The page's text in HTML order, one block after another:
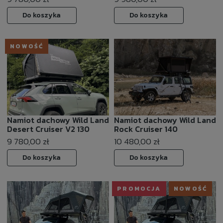
Do koszyka Do koszyka
Namiot dachowy Wild Land
Desert Cruiser V2 130
9 780,00 zł
Do koszyka
NOWOŚĆ
Namiot dachowy Wild Land
Rock Cruiser 140
10 480,00 zł
Do koszyka
PROMOCJA NOWOŚĆ